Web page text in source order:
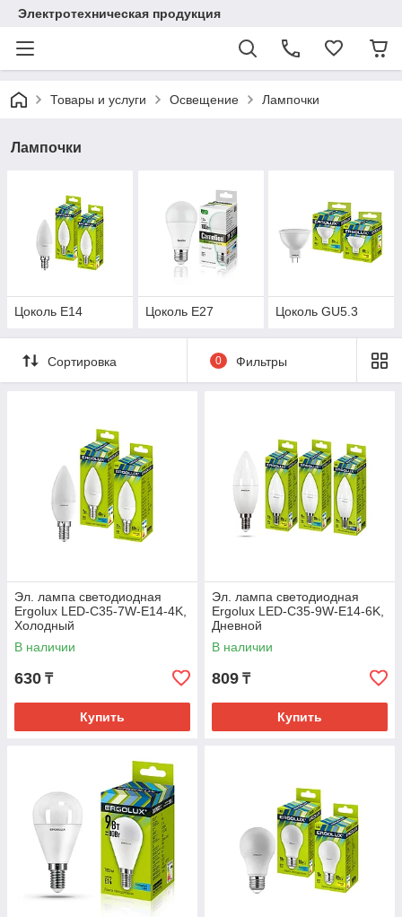
Электротехническая продукция
Товары и услуги Освещение Лампочки
Лампочки
Цоколь E14 Цоколь E27 Цоколь GU5.3
Сортировка 0 Фильтры
Эл. лампа светодиодная
Ergolux LED-C35-7W-E14-4K,
Холодный
В наличии
630 ₸
Купить
Эл. лампа светодиодная
Ergolux LED-C35-9W-E14-6K,
Дневной
В наличии
809 ₸
Купить